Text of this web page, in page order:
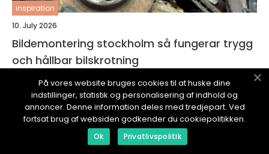
inspiration
10. July 2026
Bildemontering stockholm så fungerar trygg
och hållbar bilskrotning
På vores website bruges cookies til at huske dine
indstillinger, statistik og personalisering af indhold og
annoncer. Denne information deles med tredjepart. Ved
fortsat brug af websiden godkender du cookiepolitikken.
Ok Privatlivspolitik